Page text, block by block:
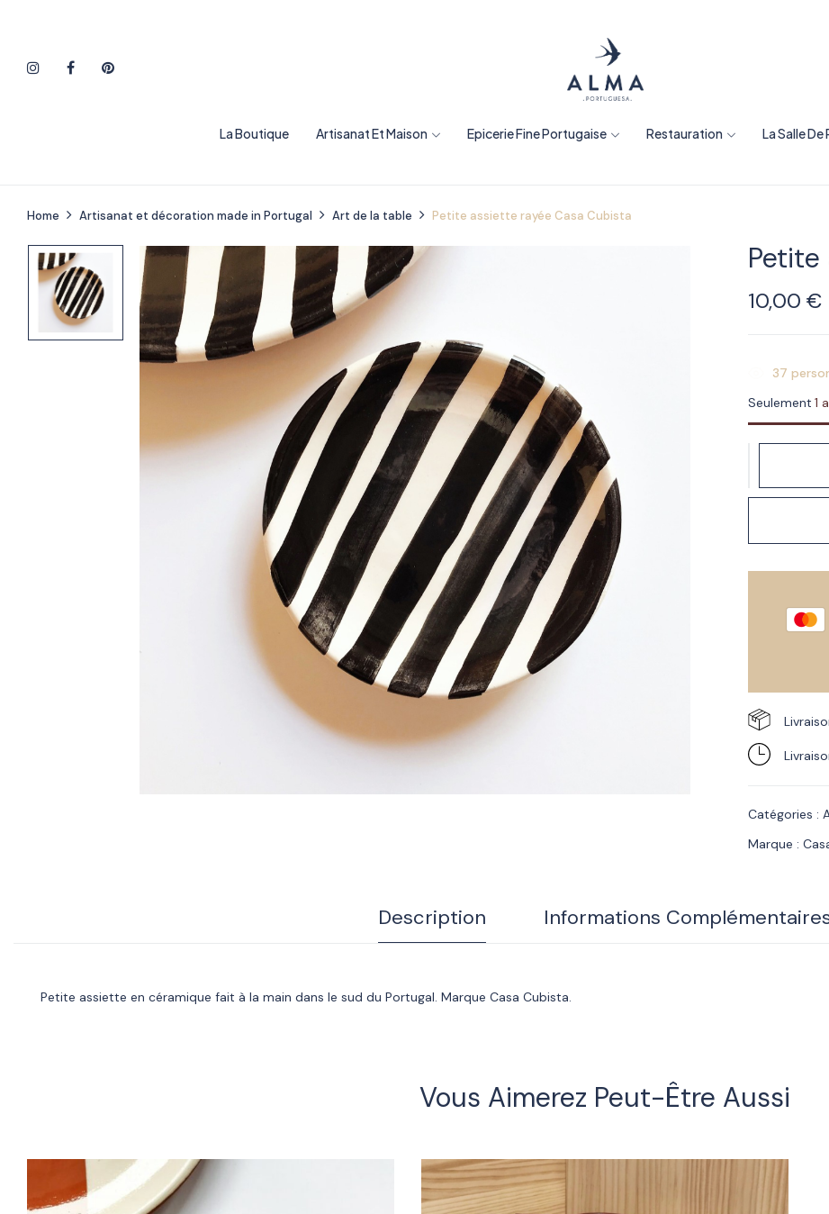
La Boutique Artisanat Et Maison Epicerie Fine Portugaise Restauration La Salle De
Home Artisanat et décoration made in Portugal Art de la table Petite assiette rayée Casa Cubista
Petite
10,00€
37
Seulement 1
Catégories :
Marque :
Description Informations
Petite assiette en céramique fait à la main dans le sud du Portugal. Marque Casa Cubista.
Vous Aimerez Peut-Être Aussi